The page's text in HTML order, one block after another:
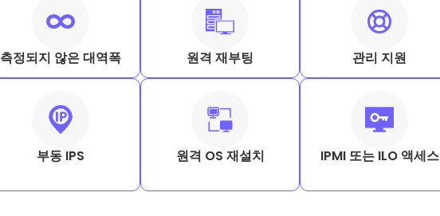
측정되지 않은 대역폭 원격 재부팅 관리 지원
부동 IPS 원격 OS 재설치 IPMI 또는 ILO 액세스